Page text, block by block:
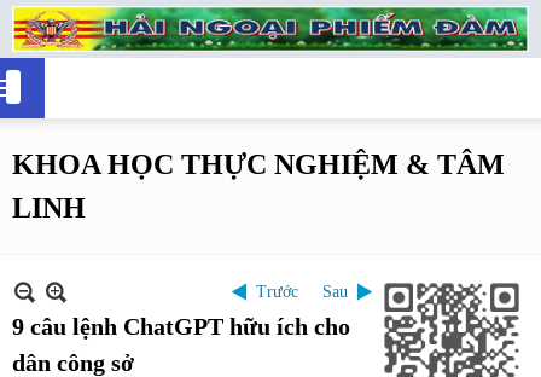
KHOA HỌC THỰC NGHIỆM & TÂM
LINH
Trước Sau
9 câu lệnh ChatGPT hữu ích cho
dân công sở